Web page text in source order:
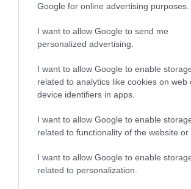
Google for online advertising purposes.
I want to allow Google to send me
personalized advertising.
I want to allow Google to enable
related to analytics like cookies on web
device identifiers in apps.
I want to allow Google to enable
related to functionality of the website or
I want to allow Google to enable
related to personalization.
Magnum IT Kft.
Médiaajánlat és hirdetési akciók
nyiltakozat• Fórum•Írj Nekünk!•